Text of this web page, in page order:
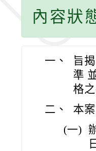
內容狀
一、
旨
準
格
二、
本
(一)